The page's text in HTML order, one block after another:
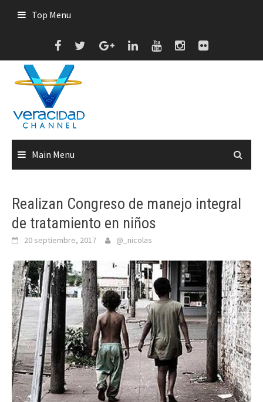
Top Menu
Main Menu
Realizan Congreso de manejo integral
de tratamiento en niños
20 septiembre, 2017 @_nicolas